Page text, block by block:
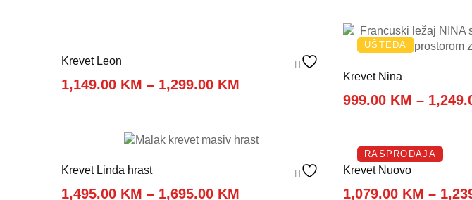
Krevet Leon
1,149.00 KM – 1,299.00 KM
1,299.00 KM
UŠTEDA
Krevet Nina
999.00 KM –
Krevet Linda hrast
1,495.00 KM – 1,695.00 KM
RASPRODAJA
Krevet Nuovo
1,079.00 KM –